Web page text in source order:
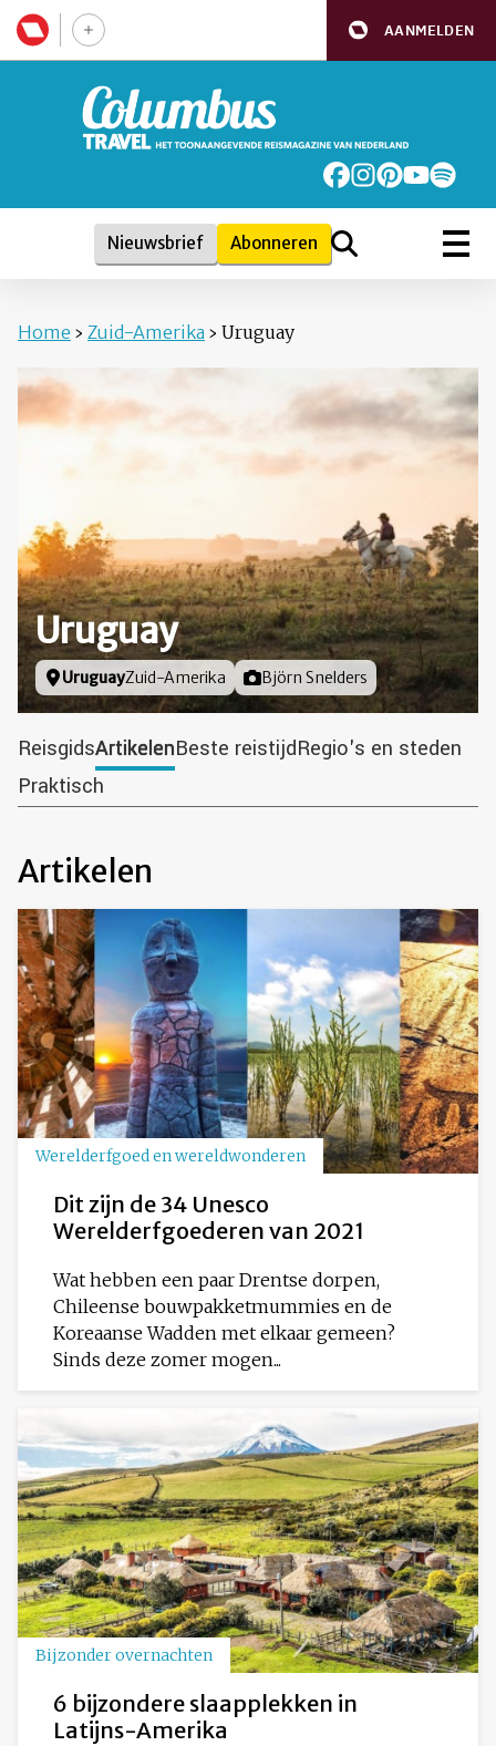
AANMELDEN
Nieuwsbrief Abonneren
Home › Zuid-Amerika › Uruguay
Uruguay
Locatie
UruguayZuid-Amerika Foto door
Björn Snelders
ReisgidsArtikelenBeste reistijdRegio's en steden
Praktisch
Artikelen
Werelderfgoed en wereldwonderen
Dit zijn de 34 Unesco
Werelderfgoederen van 2021
Wat hebben een paar Drentse dorpen,
Chileense bouwpakketmummies en de
Koreaanse Wadden met elkaar gemeen?
Sinds deze zomer mogen...
Bijzonder overnachten
6 bijzondere slaapplekken in
Latijns-Amerika